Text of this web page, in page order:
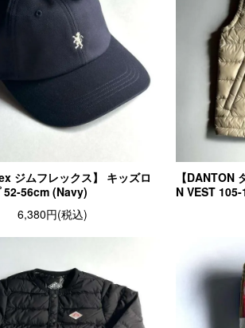
ジムフレックス】 キッズロ
52-56cm (Navy)
6,380円(税込)
【DANTON
N VEST